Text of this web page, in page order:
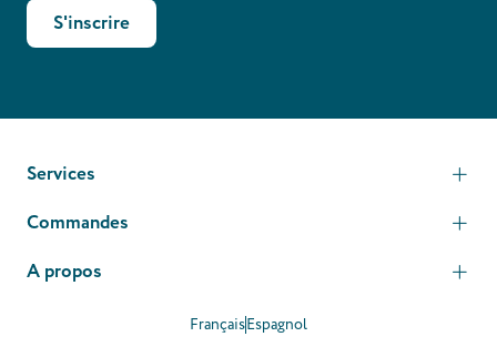
S'inscrire
Services
Commandes
A propos
FrançaisEspagnol